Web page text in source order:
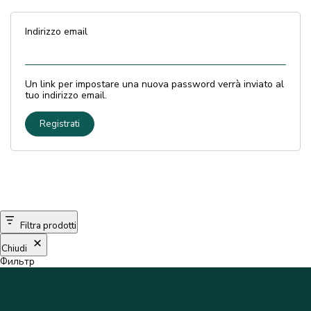
Recensioni
Indirizzo email
Un link per impostare una nuova password verrà inviato al
tuo indirizzo email.
Registrati
Filtra prodotti
Chiudi
Фильтр